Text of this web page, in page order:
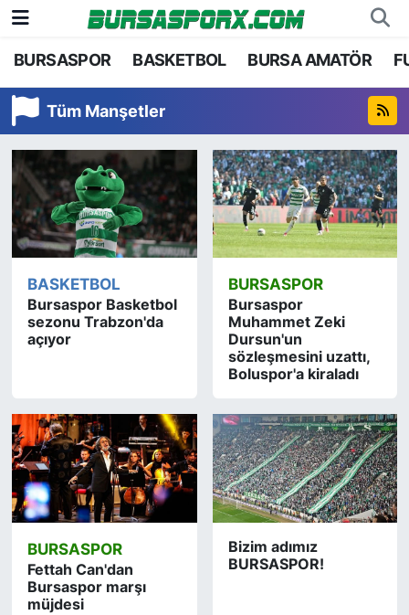
BURSASPOR BASKETBOL BURSA AMATÖR
Tüm Manşetler
BASKETBOL
Bursaspor Basketbol
sezonu Trabzon'da
açıyor
BURSASPOR
Bursaspor
Muhammet Zeki
Dursun'un
sözleşmesini uzattı,
Boluspor'a kiraladı
BURSASPOR
Fettah Can'dan
Bursaspor marşı
müjdesi
Bizim adımız
BURSASPOR!
Bursaspor
Futbol
Basketbol
Bursa Amatör
Hentbol
Voleybol
Genel
Bursa Nöbetçi Eczaneler
Bursa Hava Durumu
Bursa Namaz Vakitleri
Bursa Trafik Yoğunluk Haritası
TFF 2.Lig Kırmızı Grup Puan Durumu ve Fikstür
Tüm Manşetler
Son Dakika Haberleri